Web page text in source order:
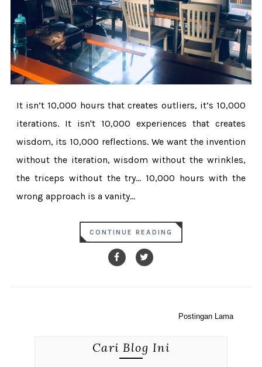
It isn’t 10,000 hours that creates outliers, it’s 10,000
iterations. It isn't 10,000 experiences that creates
wisdom, its 10,000 reflections. We want the invention
without the iteration, wisdom without the wrinkles,
the triceps without the try... 10,000 hours with the
wrong approach is a vanity...
CONTINUE READING
Postingan Lama
Cari Blog Ini